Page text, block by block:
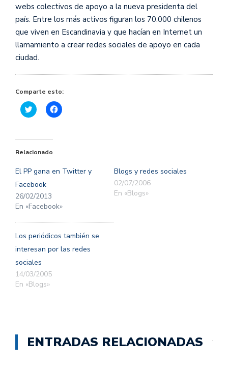
webs colectivos de apoyo a la nueva presidenta del
país. Entre los más activos figuran los 70.000 chilenos
que viven en Escandinavia y que hacían en Internet un
llamamiento a crear redes sociales de apoyo en cada
ciudad.
Comparte esto:
Haz
clic
Twitter
abre
ventana
nueva)
Haz
clic
una
ventana
Relacionado
El PP gana en Twitter y
Facebook
26/02/2013
En «Facebook»
Blogs y redes sociales
02/07/2006
En «Blogs»
Los periódicos también se
interesan por las redes
sociales
14/03/2005
En «Blogs»
ENTRADAS RELACIONADAS